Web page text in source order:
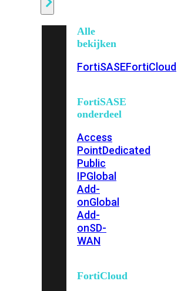
Alle
bekijken
FortiSASEFortiCloud
FortiSASE
onderdeel
Access
PointDedicated
Public
IPGlobal
Add-
onGlobal
Add-
onSD-
WAN
FortiCloud